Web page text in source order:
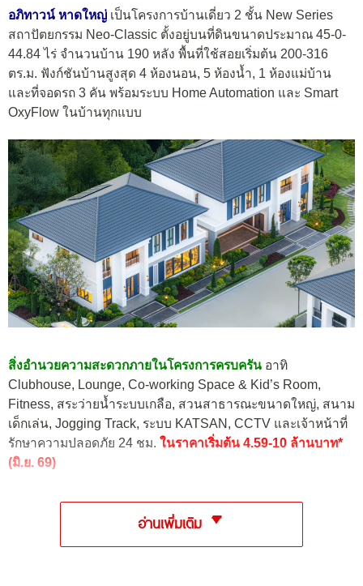
อภิทาวน์ หาดใหญ่ เป็นโครงการบ้านเดี่ยว 2 ชั้น New Series
สถาปัตยกรรม Neo-Classic ตั้งอยู่บนที่ดินขนาดประมาณ 45-0-
44.84 ไร่ จำนวนบ้าน 190 หลัง พื้นที่ใช้สอยเริ่มต้น 200-316
ตร.ม. ฟังก์ชันบ้านสูงสุด 4 ห้องนอน, 5 ห้องน้ำ, 1 ห้องแม่บ้าน
และที่จอดรถ 3 คัน พร้อมระบบ Home Automation และ Smart
OxyFlow ในบ้านทุกแบบ
สิ่งอำนวยความสะดวกภายในโครงการครบครัน อาทิ
Clubhouse, Lounge, Co-working Space & Kid’s Room,
Fitness, สระว่ายน้ำระบบเกลือ, สวนสาธารณะขนาดใหญ่, สนาม
เด็กเล่น, Jogging Track, ระบบ KATSAN, CCTV และเจ้าหน้าที่
รักษาความปลอดภัย 24 ชม. ในราคาเริ่มต้น 4.59-10 ล้านบาท*
(มิ.ย. 69)
อ่านเพิ่มเติม